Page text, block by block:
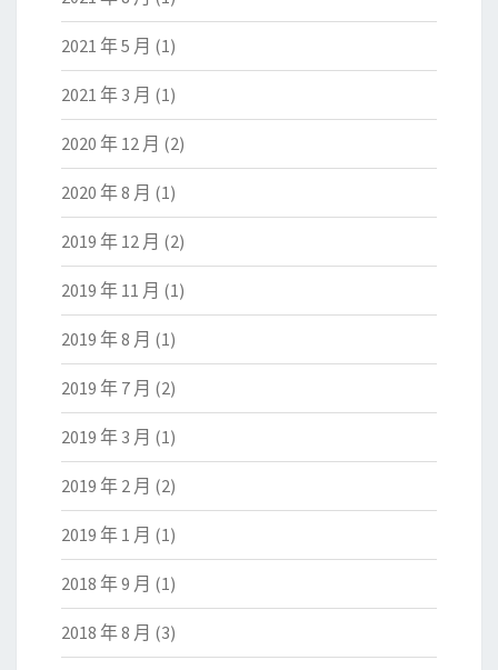
2021 年 5 月 (1)
2021 年 3 月 (1)
2020 年 12 月 (2)
2020 年 8 月 (1)
2019 年 12 月 (2)
2019 年 11 月 (1)
2019 年 8 月 (1)
2019 年 7 月 (2)
2019 年 3 月 (1)
2019 年 2 月 (2)
2019 年 1 月 (1)
2018 年 9 月 (1)
2018 年 8 月 (3)